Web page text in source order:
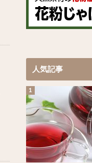
人気記事